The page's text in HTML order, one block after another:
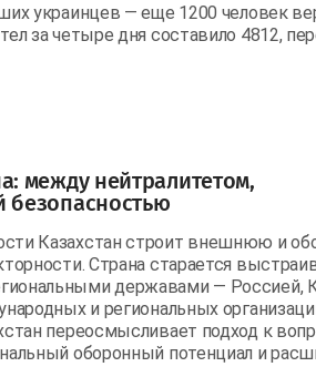
украинцев — еще 1200 человек
за четыре дня составило 4812,
между нейтралитетом,
безопасностью
Казахстан строит внешнюю и
Страна старается
державами — Россией,
и региональных
переосмысливает подход к
оборонный потенциал и